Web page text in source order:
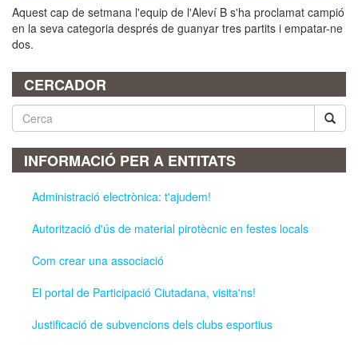
Aquest cap de setmana l'equip de l'Aleví B s'ha proclamat campió
en la seva categoria després de guanyar tres partits i empatar-ne
dos.
CERCADOR
INFORMACIÓ PER A ENTITATS
Administració electrònica: t'ajudem!
Autorització d'ús de material pirotècnic en festes locals
Com crear una associació
El portal de Participació Ciutadana, visita'ns!
Justificació de subvencions dels clubs esportius